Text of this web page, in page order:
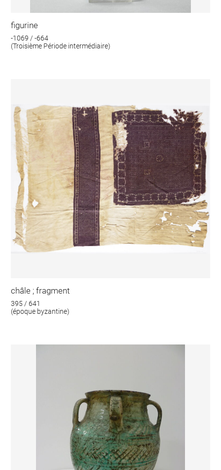
figurine
-1069 / -664
(Troisième Période intermédiaire)
châle ; fragment
395 / 641
(époque byzantine)